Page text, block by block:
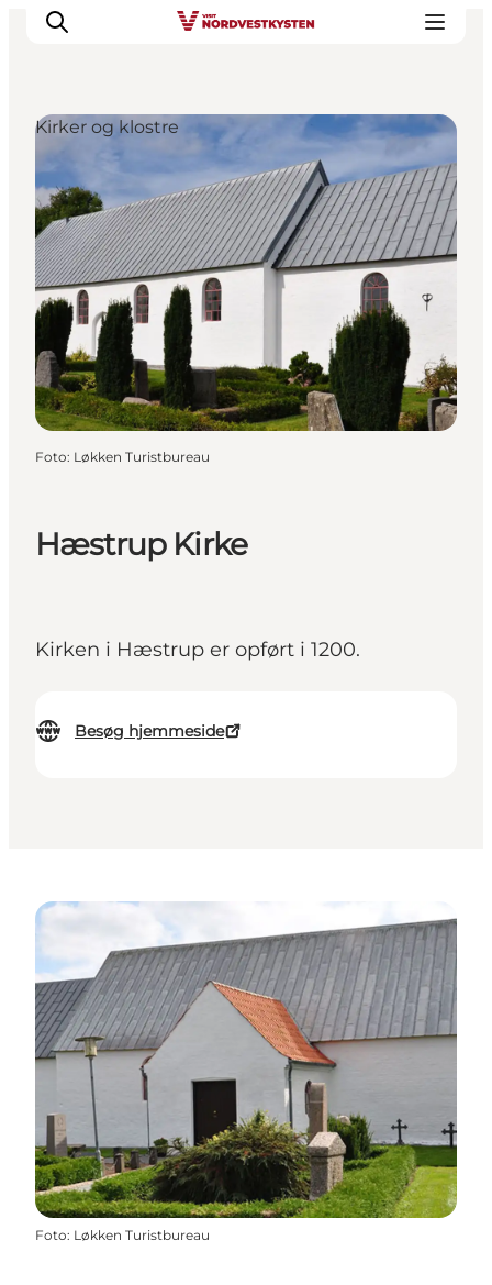
Feriesteder
Inspiration
Handicapvenlig ferie
Events
Overnatning
Planlæg din ferie
Hæstrup Kirke
Kirken i Hæstrup er opført i 1200.
Besøg hjemmeside
Kirker og klostre
Foto: Løkken Turistbureau
Foto: Løkken Turistbureau